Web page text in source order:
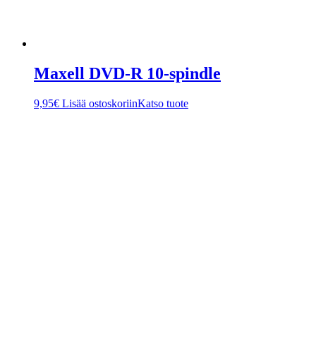
Maxell DVD-R 10-spindle
9,95€ Lisää ostoskoriinKatso tuote